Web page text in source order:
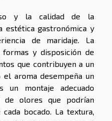
y la calidad de la
estética gastronómica y
de maridaje. La
y disposición de
que contribuyen a un
aroma desempeña un
un montaje adecuado
de olores que podrían
bocado. La textura,